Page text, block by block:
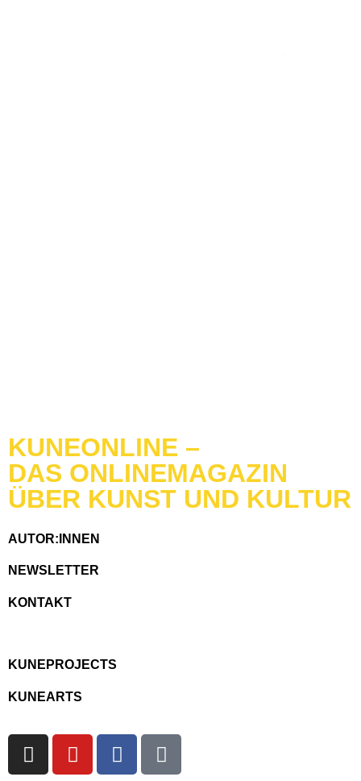
KUNEONLINE –
DAS ONLINEMAGAZIN
ÜBER KUNST UND KULTUR
AUTOR:INNEN
NEWSLETTER
KONTAKT
KUNEPROJECTS
KUNEARTS